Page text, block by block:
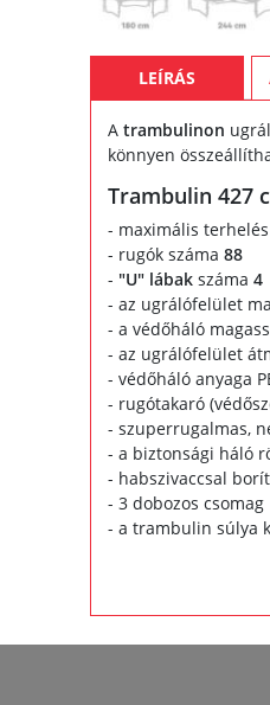
LEÍRÁS
A trambulinon
könnyen
Trambulin 427
- maximális terhelés
- rugók száma 88
- "U" lábakszáma 4
- az ugrálófelület
- a védőháló
- az ugrálófelület
- védőháló anyaga
- rugótakaró
- szuperrugalmas,
- a biztonsági háló
- habszivaccsal
- 3 dobozos csomag
- a trambulin súlya